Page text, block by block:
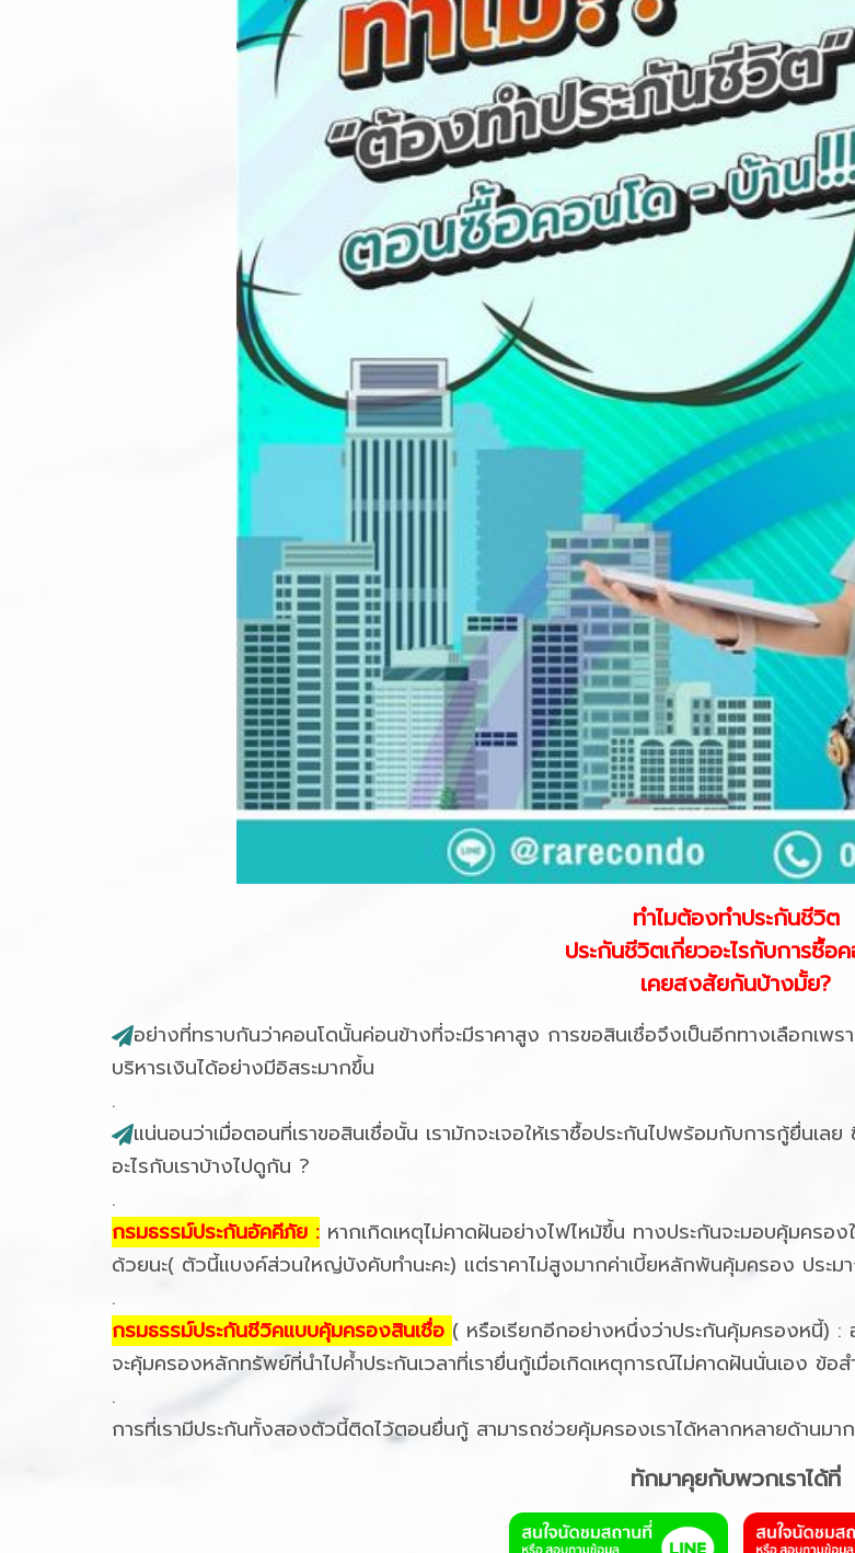
ทำไมต้องทำประกันชีวิต
ประกันชีวิตเกี่ยวอะไรกับการซื้อ
เคยสงสัยกันบ้างมั้ย?
อย่างที่ทราบกันว่าคอนโดนั้นค่อนข้างที่จะมีราคาสูง การขอสินเชื่อจึงเป็นอีกทางเลือกเพร
บริหารเงินได้อย่างมีอิสระมากขึ้น
.
แน่นอนว่าเมื่อตอนที่เราขอสินเชื่อนั้น เรามักจะเจอให้เราซื้อประกันไปพร้อมกับการกู้ยื่นเ
อะไรกับเราบ้างไปดูกัน ?
.
กรมธรรม์ประกันอัคคีภัย : หากเกิดเหตุไม่คาดฝันอย่างไฟไหม้ขึ้น ทางประกันจะมอบคุ้มคร
ด้วยนะ( ตัวนี้แบงค์ส่วนใหญ่บังคับทำนะคะ) แต่ราคาไม่สูงมากค่าเบี้ยหลักพันคุ้มครอง ประ
.
กรมธรรม์ประกันชีวิคแบบคุ้มครองสินเชื่อ ( หรือเรียกอีกอย่างหนึ่งว่าประกันคุ้มครองหนี้) :
จะคุ้มครองหลักทรัพย์ที่นำไปค้ำประกันเวลาที่เรายื่นกู้เมื่อเกิดเหตุการณ์ไม่คาดฝันนั่นเอง ข้
.
การที่เรามีประกันทั้งสองตัวนี้ติดไว้ตอนยื่นกู้ สามารถช่วยคุ้มครองเราได้หลากหลายด้านมาก
ทักมาคุยกับพวกเราได้ที่